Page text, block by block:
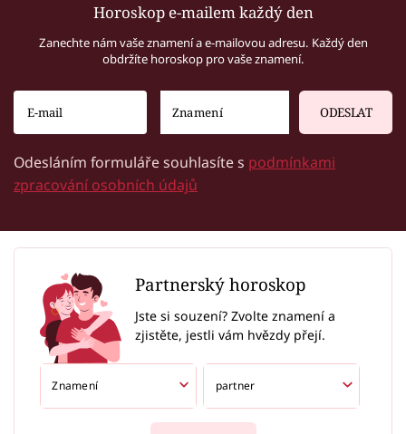
Horoskop e-mailem každý den
Zanechte nám vaše znamení a e-mailovou adresu. Každý den
obdržíte horoskop pro vaše znamení.
ODESLAT
Odesláním formuláře souhlasíte s podmínkami
zpracování osobních údajů
Partnerský horoskop
Jste si souzení? Zvolte znamení a
zjistěte, jestli vám hvězdy přejí.